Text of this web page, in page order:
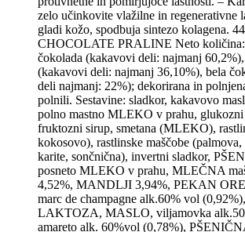
zelo učinkovite vlažilne in regenerativne
gladi kožo, spodbuja sintezo kolagena.
CHOCOLATE PRALINE Neto količina:
čokolada (kakavovi deli: najmanj
(kakavovi deli: najmanj 36,10%), bela
deli najmanj: 22%); dekorirana in
polnili. Sestavine: sladkor, kakavovo
polno mastno MLEKO v prahu,
fruktozni sirup, smetana (MLEKO),
kokosovo), rastlinske maščobe
karite, sončnična), invertni sladkor,
posneto MLEKO v prahu, MLEČNA
4,52%, MANDLJI 3,94%, PEKAN
marc de champagne alk.60% vol
LAKTOZA, MASLO, viljamovka
amareto alk. 60%vol (0,78%),